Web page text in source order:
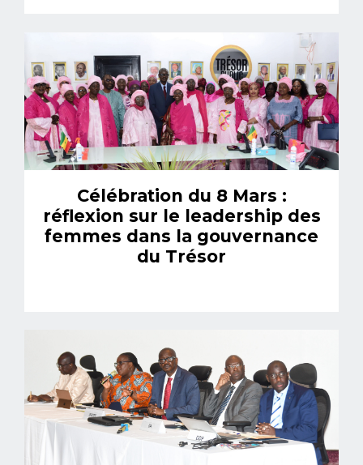
Célébration du 8 Mars :
réflexion sur le leadership des
femmes dans la gouvernance
du Trésor